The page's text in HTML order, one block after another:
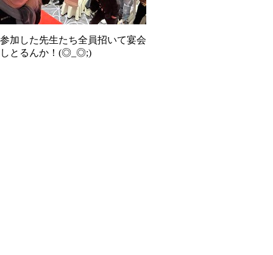
参加した先生たち全員招いて宴会
しとるんか！(◎_◎;)